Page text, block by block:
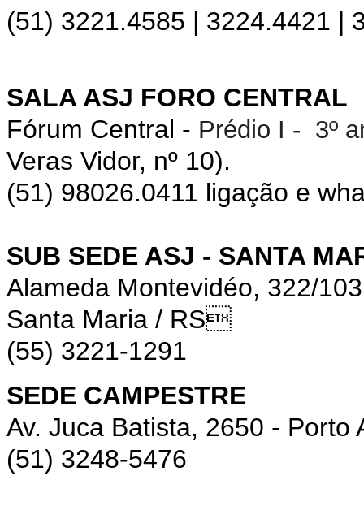
(51) 3221.4585 | 3224.4421 |
SALA ASJ FORO CENTRAL
Fórum Central - Prédio I - 3º
Veras Vidor, nº 10).
(51) 98026.0411 ligação e
SUB SEDE ASJ - SANTA
Alameda Montevidéo, 322/
Santa Maria / RS
(55) 3221-1291
SEDE CAMPESTRE
Av. Juca Batista, 2650 - Porto
(51) 3248-5476